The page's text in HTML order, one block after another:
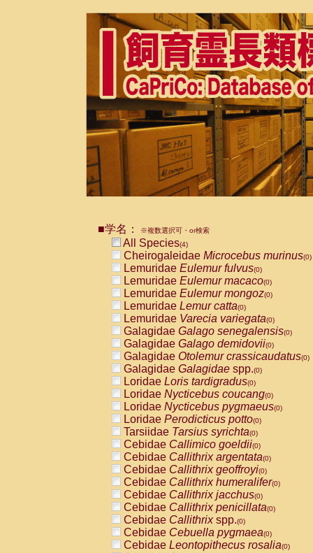
■学名： ※複数選択可・or検索
All Species(4)
Cheirogaleidae Microcebus murinus(0)
Lemuridae Eulemur fulvus(0)
Lemuridae Eulemur macaco(0)
Lemuridae Eulemur mongoz(0)
Lemuridae Lemur catta(0)
Lemuridae Varecia variegata(0)
Galagidae Galago senegalensis(0)
Galagidae Galago demidovii(0)
Galagidae Otolemur crassicaudatus(0)
Galagidae Galagidae spp.(0)
Loridae Loris tardigradus(0)
Loridae Nycticebus coucang(0)
Loridae Nycticebus pygmaeus(0)
Loridae Perodicticus potto(0)
Tarsiidae Tarsius syrichta(0)
Cebidae Callimico goeldii(0)
Cebidae Callithrix argentata(0)
Cebidae Callithrix geoffroyi(0)
Cebidae Callithrix humeralifer(0)
Cebidae Callithrix jacchus(0)
Cebidae Callithrix penicillata(0)
Cebidae Callithrixspp.(0)
Cebidae Cebuella pygmaea(0)
Cebidae Leontopithecus rosalia(0)